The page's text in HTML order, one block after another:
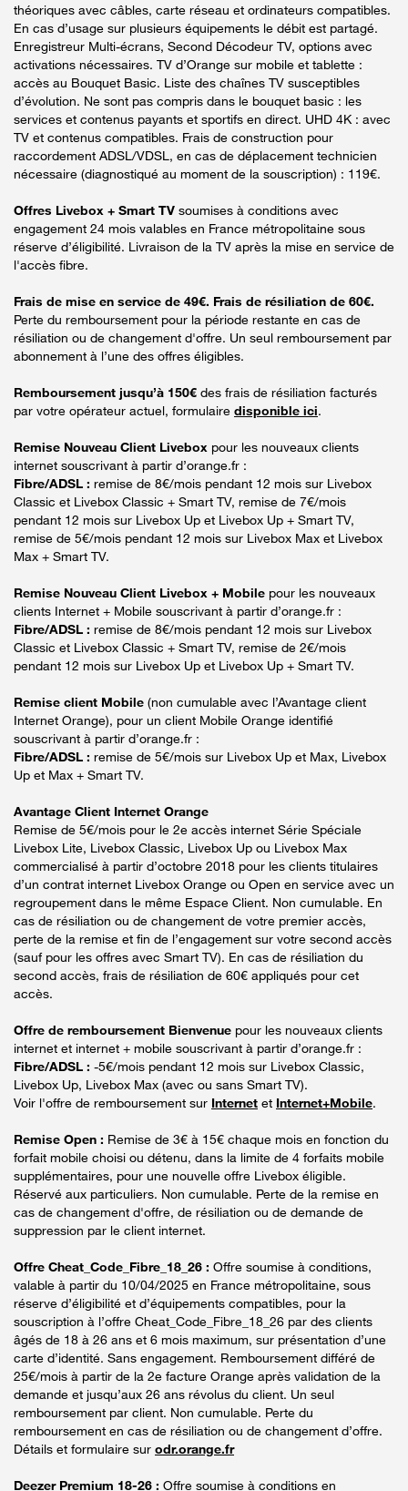
théoriques avec câbles, carte réseau et ordinateurs compatibles.
En cas d’usage sur plusieurs équipements le débit est partagé.
Enregistreur Multi-écrans, Second Décodeur TV, options avec
activations nécessaires. TV d’Orange sur mobile et tablette :
accès au Bouquet Basic. Liste des chaînes TV susceptibles
d’évolution. Ne sont pas compris dans le bouquet basic : les
services et contenus payants et sportifs en direct. UHD 4K : avec
TV et contenus compatibles. Frais de construction pour
raccordement ADSL/VDSL, en cas de déplacement technicien
nécessaire (diagnostiqué au moment de la souscription) : 119€.
Offres Livebox + Smart TV soumises à conditions avec
engagement 24 mois valables en France métropolitaine sous
réserve d’éligibilité. Livraison de la TV après la mise en service de
l'accès fibre.
Frais de mise en service de 49€. Frais de résiliation de 60€.
Perte du remboursement pour la période restante en cas de
résiliation ou de changement d'offre. Un seul remboursement par
abonnement à l’une des offres éligibles.
Remboursement jusqu’à 150€ des frais de résiliation facturés
par votre opérateur actuel, formulaire disponible ici.
Remise Nouveau Client Livebox pour les nouveaux clients
internet souscrivant à partir d’orange.fr :
Fibre/ADSL : remise de 8€/mois pendant 12 mois sur Livebox
Classic et Livebox Classic + Smart TV, remise de 7€/mois
pendant 12 mois sur Livebox Up et Livebox Up + Smart TV,
remise de 5€/mois pendant 12 mois sur Livebox Max et Livebox
Max + Smart TV.
Remise Nouveau Client Livebox + Mobile pour les nouveaux
clients Internet + Mobile souscrivant à partir d’orange.fr :
Fibre/ADSL : remise de 8€/mois pendant 12 mois sur Livebox
Classic et Livebox Classic + Smart TV, remise de 2€/mois
pendant 12 mois sur Livebox Up et Livebox Up + Smart TV.
Remise client Mobile (non cumulable avec l’Avantage client
Internet Orange), pour un client Mobile Orange identifié
souscrivant à partir d’orange.fr :
Fibre/ADSL : remise de 5€/mois sur Livebox Up et Max, Livebox
Up et Max + Smart TV.
Avantage Client Internet Orange
Remise de 5€/mois pour le 2e accès internet Série Spéciale
Livebox Lite, Livebox Classic, Livebox Up ou Livebox Max
commercialisé à partir d’octobre 2018 pour les clients titulaires
d’un contrat internet Livebox Orange ou Open en service avec un
regroupement dans le même Espace Client. Non cumulable. En
cas de résiliation ou de changement de votre premier accès,
perte de la remise et fin de l’engagement sur votre second accès
(sauf pour les offres avec Smart TV). En cas de résiliation du
second accès, frais de résiliation de 60€ appliqués pour cet
accès.
Offre de remboursement Bienvenue pour les nouveaux clients
internet et internet + mobile souscrivant à partir d’orange.fr :
Fibre/ADSL : -5€/mois pendant 12 mois sur Livebox Classic,
Livebox Up, Livebox Max (avec ou sans Smart TV).
Voir l'offre de remboursement sur Internet et Internet+Mobile.
Remise Open : Remise de 3€ à 15€ chaque mois en fonction du
forfait mobile choisi ou détenu, dans la limite de 4 forfaits mobile
supplémentaires, pour une nouvelle offre Livebox éligible.
Réservé aux particuliers. Non cumulable. Perte de la remise en
cas de changement d'offre, de résiliation ou de demande de
suppression par le client internet.
Offre Cheat_Code_Fibre_18_26 : Offre soumise à conditions,
valable à partir du 10/04/2025 en France métropolitaine, sous
réserve d’éligibilité et d’équipements compatibles, pour la
souscription à l’offre Cheat_Code_Fibre_18_26 par des clients
âgés de 18 à 26 ans et 6 mois maximum, sur présentation d’une
carte d’identité. Sans engagement. Remboursement différé de
25€/mois à partir de la 2e facture Orange après validation de la
demande et jusqu’aux 26 ans révolus du client. Un seul
remboursement par client. Non cumulable. Perte du
remboursement en cas de résiliation ou de changement d’offre.
Détails et formulaire sur odr.orange.fr
Deezer Premium 18-26 : Offre soumise à conditions en